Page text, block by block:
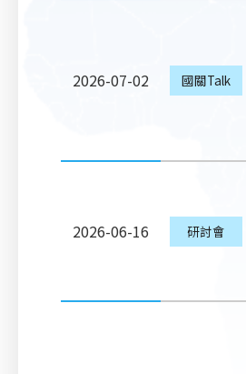
2026-07-02 國關Talk
2026-06-16 研討會